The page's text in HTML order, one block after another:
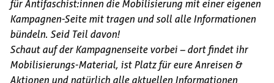
für Antifaschist:innen die Mobilisierung mit einer eigenen
Kampagnen-Seite mit tragen und soll alle Informationen
bündeln. Seid Teil davon!
Schaut auf der Kampagnenseite vorbei – dort findet ihr
Mobilisierungs-Material, ist Platz für eure Anreisen &
Aktionen und natürlich alle aktuellen Informationen